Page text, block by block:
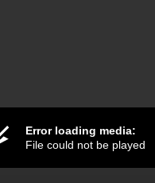
Error loading media:
File could not be played